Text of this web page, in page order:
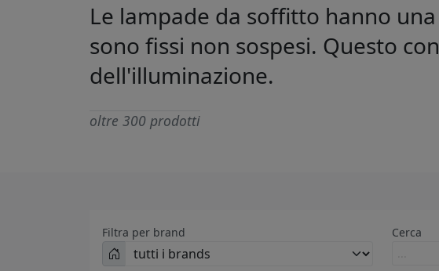
Le lampade da soffitto hanno
sono fissi non sospesi. Questo
dell'illuminazione.
oltre 300 prodotti
Filtra per brand Cerca